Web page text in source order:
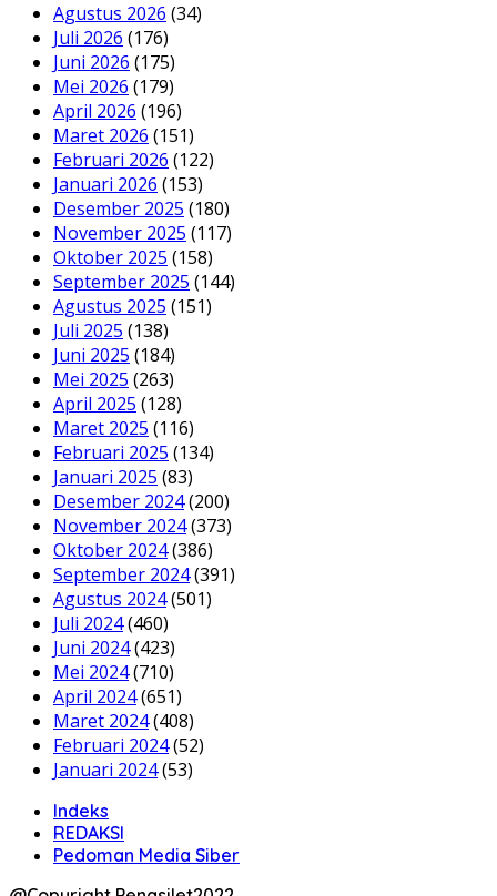
Agustus 2026 (34)
Juli 2026 (176)
Juni 2026 (175)
Mei 2026 (179)
April 2026 (196)
Maret 2026 (151)
Februari 2026 (122)
Januari 2026 (153)
Desember 2025 (180)
November 2025 (117)
Oktober 2025 (158)
September 2025 (144)
Agustus 2025 (151)
Juli 2025 (138)
Juni 2025 (184)
Mei 2025 (263)
April 2025 (128)
Maret 2025 (116)
Februari 2025 (134)
Januari 2025 (83)
Desember 2024(200)
November 2024(373)
Oktober 2024(386)
September 2024(391)
Agustus 2024(501)
Juli 2024(460)
Juni 2024(423)
Mei 2024(710)
April 2024(651)
Maret 2024(408)
Februari 2024(52)
Januari 2024(53)
Indeks
REDAKSI
Pedoman Media Siber